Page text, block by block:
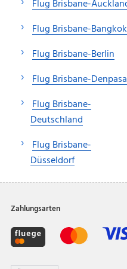
Flug Brisbane-
Flug Brisbane-Bangkok
Flug Brisbane-Berlin
Flug Brisbane-
Flug Brisbane-
Deutschland
Flug Brisbane-
Düsseldorf